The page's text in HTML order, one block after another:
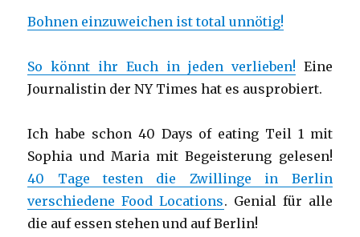
Bohnen einzuweichen ist total unnötig!
So könnt ihr Euch in jeden verlieben! Eine
Journalistin der NY Times hat es ausprobiert.
Ich habe schon 40 Days of eating Teil 1 mit
Sophia und Maria mit Begeisterung gelesen!
40 Tage testen die Zwillinge in Berlin
verschiedene Food Locations. Genial für alle
die auf essen stehen und auf Berlin!